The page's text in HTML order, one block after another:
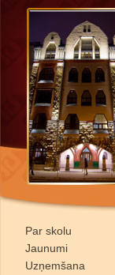
Par skolu
Jaunumi
Uzņemšana